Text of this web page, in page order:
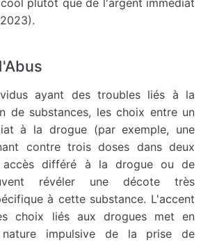
plutôt que de l'argent immédiat
ayant des troubles liés à la
de substances, les choix entre un
à la drogue (par exemple, une
contre trois doses dans deux
différé à la drogue ou de
révéler une décote très
à cette substance. L'accent
choix liés aux drogues met en
impulsive de la prise de